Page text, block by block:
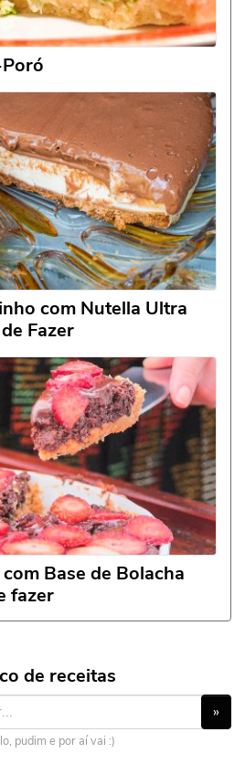
com Nutella Ultra
Fazer
Base de Bolacha
fazer
de receitas
»
pudim e por aí vai :)